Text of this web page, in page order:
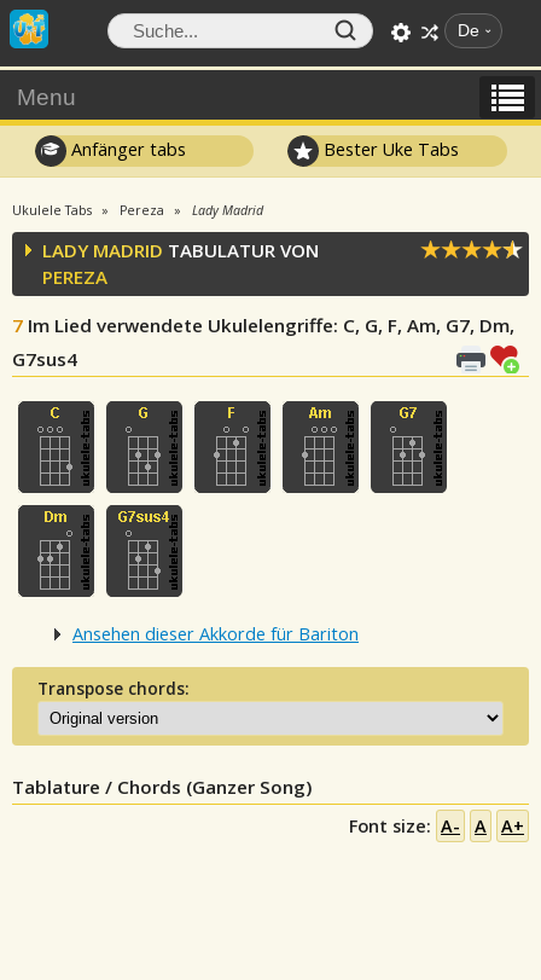
De
Menu
Anfänger tabs Bester Uke Tabs
Ukulele Tabs Pereza Lady Madrid
LADY MADRID TABULATUR VON
PEREZA
7 Im Lied verwendete Ukulelengriffe: C, G, F, Am, G7, Dm,
G7sus4
Ansehen dieser Akkorde für Bariton
Transpose chords:
Tablature / Chords (Ganzer Song)
Font size: A- A A+